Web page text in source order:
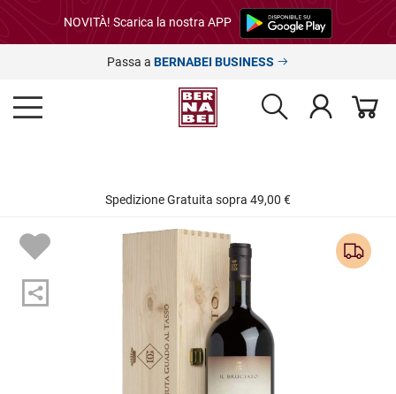
NOVITÀ! Scarica la nostra APP
Passa a BERNABEI BUSINESS
Spedizione Gratuita sopra 49,00 €